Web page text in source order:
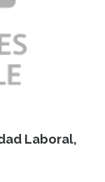
Laboral,